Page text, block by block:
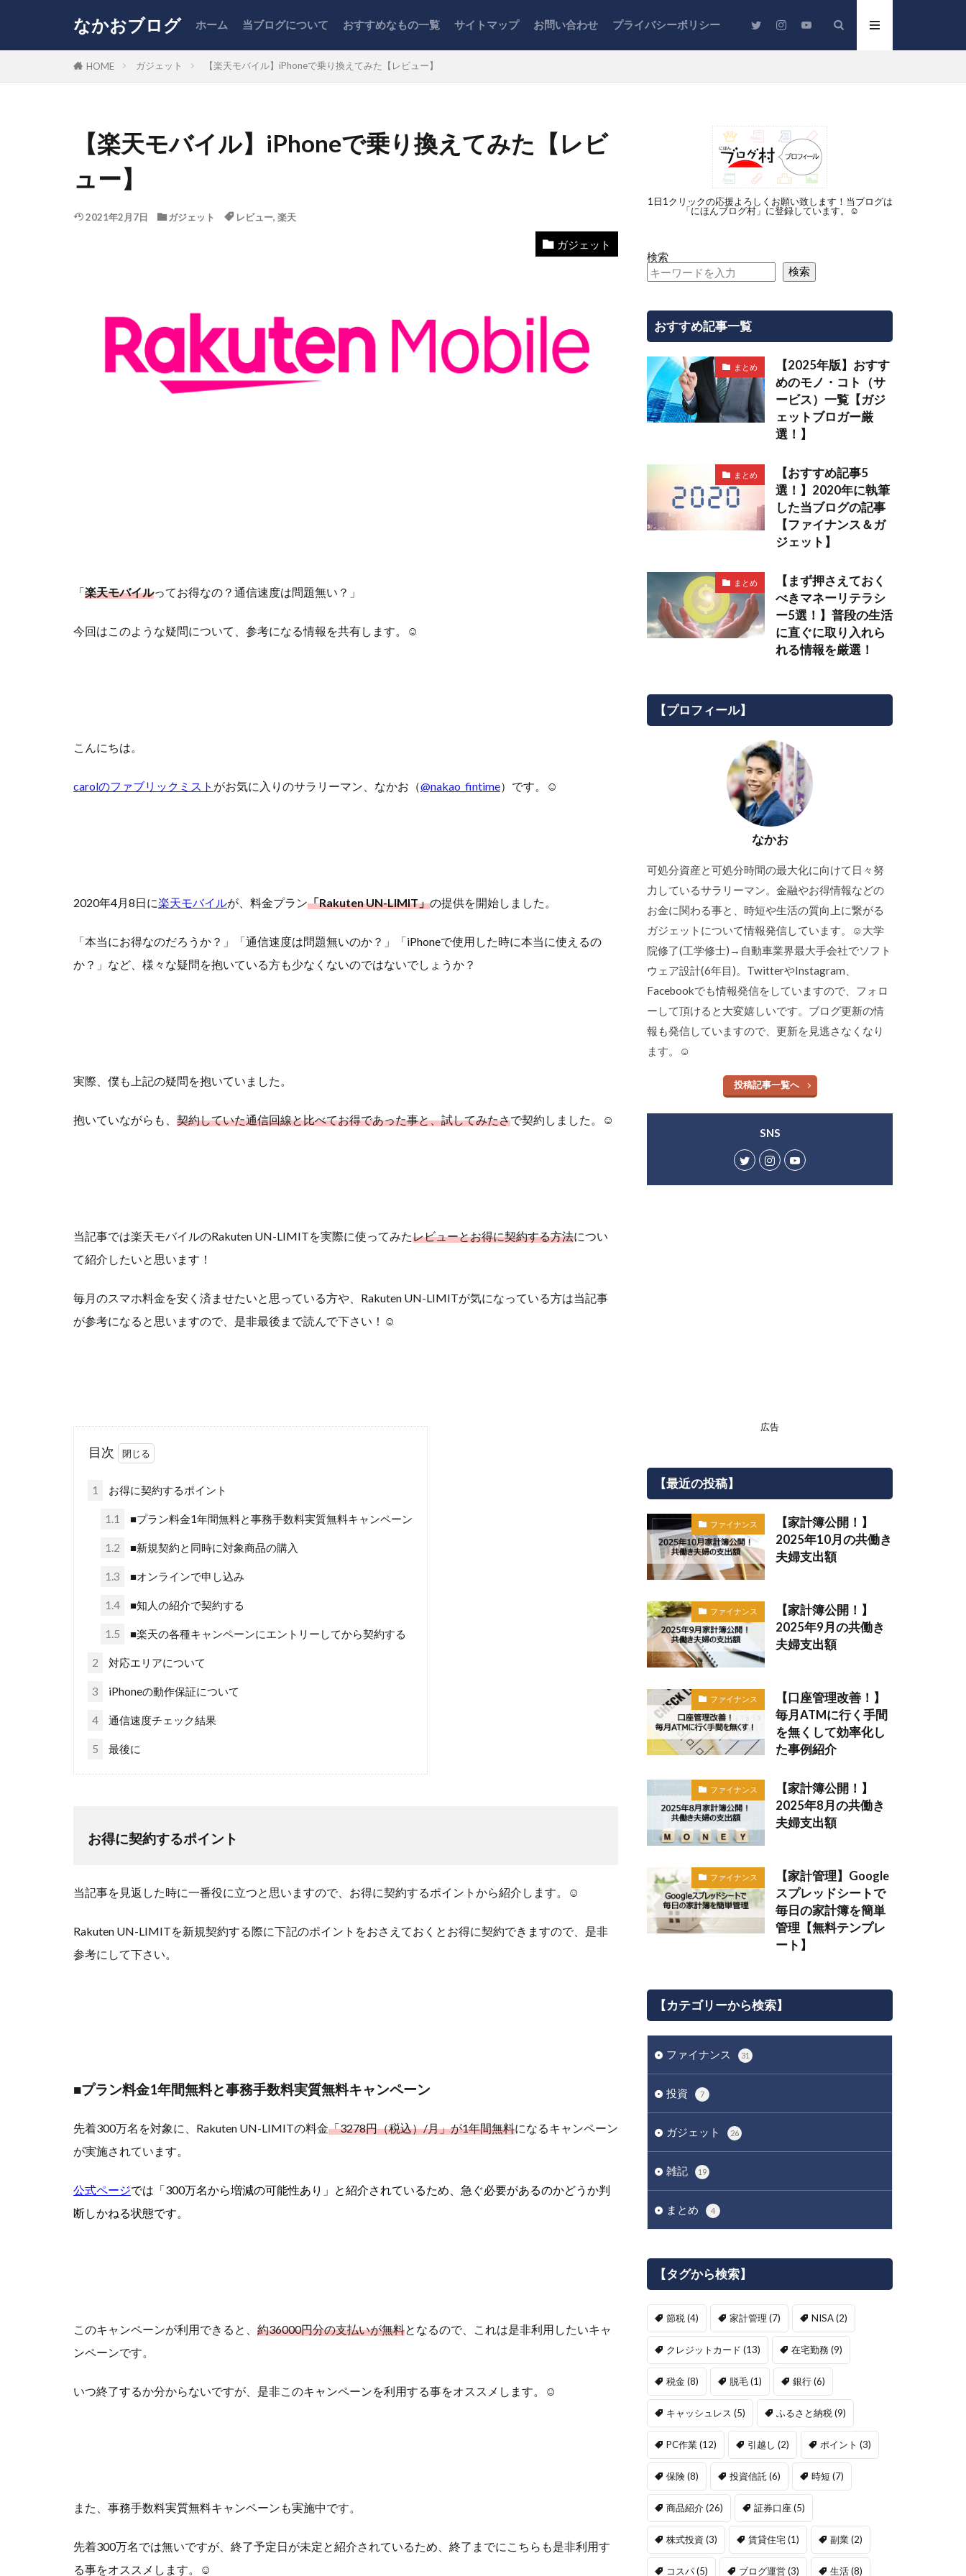
なかおブログ ホーム 当ブログについて おすすめなもの一覧 サイトマップ お問い合わせ プライバシーポリシー
HOME ガジェット 【楽天モバイル】iPhoneで乗り換えてみた【レビュー】
【楽天モバイル】iPhoneで乗り換えてみた【レビ
ュー】
2021年2月7日 ガジェット レビュー, 楽天
ガジェット
「楽天モバイルってお得なの？通信速度は問題無い？」
今回はこのような疑問について、参考になる情報を共有します。☺︎
こんにちは。
carolのファブリックミスト がお気に入りのサラリーマン、なかお（@nakao_fintime）です。☺︎
2020年4月8日に楽天モバイルが、料金プラン「Rakuten UN-LIMIT」の提供を開始しました。
「本当にお得なのだろうか？」「通信速度は問題無いのか？」「iPhoneで使用した時に本当に使えるの
か？」など、様々な疑問を抱いている方も少なくないのではないでしょうか？
実際、僕も上記の疑問を抱いていました。
抱いていながらも、 契約していた通信回線と比べてお得であった事と、試してみたさで契約しました。☺︎
当記事では楽天モバイルのRakuten UN-LIMITを実際に使ってみたレビューとお得に契約する方法につい
て紹介したいと思います！
毎月のスマホ料金を安く済ませたいと思っている方や、Rakuten UN-LIMITが気になっている方は当記事
が参考になると思いますので、是非最後まで読んで下さい！☺︎
目次
1 お得に契約するポイント
1.1 ■プラン料金1年間無料と事務手数料実質無料キャンペーン
1.2 ■新規契約と同時に対象商品の購入
1.3 ■オンラインで申し込み
1.4 ■知人の紹介で契約する
1.5 ■楽天の各種キャンペーンにエントリーしてから契約する
2 対応エリアについて
3 iPhoneの動作保証について
4 通信速度チェック結果
5 最後に
お得に契約するポイント
当記事を見返した時に一番役に立つと思いますので、お得に契約するポイントから紹介します。☺︎
Rakuten UN-LIMITを新規契約する際に下記のポイントをおさえておくとお得に契約できますので、是非
参考にして下さい。
■プラン料金1年間無料と事務手数料実質無料キャンペーン
先着300万名を対象に、Rakuten UN-LIMITの料金「3278円（税込）/月」が1年間無料になるキャンペーン
が実施されています。
公式ページでは「300万名から増減の可能性あり」と紹介されているため、急ぐ必要があるのかどうか判
断しかねる状態です。
このキャンペーンが利用できると、 約36000円分の支払いが無料となるので、これは是非利用したいキャ
ンペーンです。
いつ終了するか分からないですが、是非このキャンペーンを利用する事をオススメします。☺︎
また、事務手数料実質無料キャンペーンも実施中です。
先着300万名では無いですが、終了予定日が未定と紹介されているため、終了までにこちらも是非利用す
る事をオススメします。☺︎
1日1クリックの応援よろしくお願い致します！当ブログは
「にほんブログ村」に登録しています。☺︎
検索
検索
おすすめ記事一覧
まとめ
【2025年版】おすす
めのモノ・コト（サ
ービス）一覧【ガジ
ェットブロガー厳
選！】
まとめ
【おすすめ記事5
選！】2020年に執筆
した当ブログの記事
【ファイナンス＆ガ
ジェット】
まとめ
【まず押さえておく
べきマネーリテラシ
ー5選！】普段の生活
に直ぐに取り入れら
れる情報を厳選！
【プロフィール】
なかお
可処分資産と可処分時間の最大化に向けて日々努
力しているサラリーマン。金融やお得情報などの
お金に関わる事と、時短や生活の質向上に繋がる
ガジェットについて情報発信しています。☺︎大学
院修了(工学修士)→自動車業界最大手会社でソフト
ウェア設計(6年目)。TwitterやInstagram、
Facebookでも情報発信をしていますので、フォロ
ーして頂けると大変嬉しいです。ブログ更新の情
報も発信していますので、更新を見逃さなくなり
ます。☺︎
投稿記事一覧へ
SNS
広告
【最近の投稿】
ファイナンス
【家計簿公開！】
2025年10月の共働き
夫婦支出額
ファイナンス
【家計簿公開！】
2025年9月の共働き
夫婦支出額
ファイナンス
【口座管理改善！】
毎月ATMに行く手間
を無くして効率化し
た事例紹介
ファイナンス
【家計簿公開！】
2025年8月の共働き
夫婦支出額
ファイナンス
【家計管理】Google
スプレッドシートで
毎日の家計簿を簡単
管理【無料テンプレ
ート】
【カテゴリーから検索】
ファイナンス 31
投資 7
ガジェット 26
雑記 19
まとめ 4
【タグから検索】
節税 (4) 家計管理 (7) NISA(2)
クレジットカード (13) 在宅勤務(9)
税金(8) 脱毛(1) 銀行(6)
キャッシュレス (5) ふるさと納税 (9)
PC作業(12) 引越し (2) ポイント (3)
保険(8) 投資信託 (6) 時短 (7)
商品紹介(26) 証券口座(5)
株式投資 (3) 賃貸住宅(1) 副業(2)
コスパ(5) ブログ運営(3) 生活(8)
ふるさと納税
カテゴリー
タグ
保険
充電器
副業
証券口座 賃貸住宅